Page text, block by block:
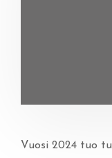
Vuosi 2024 tuo